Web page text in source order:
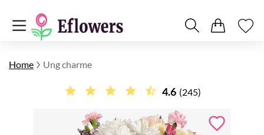
Home Ung charme
4.6 (245)